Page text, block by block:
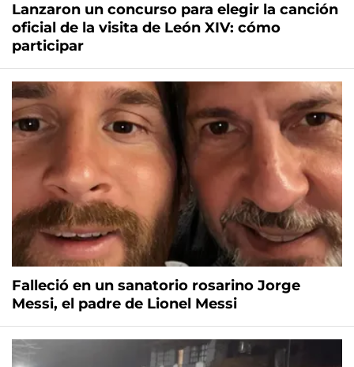
Lanzaron un concurso para elegir la canción
oficial de la visita de León XIV: cómo
participar
Falleció en un sanatorio rosarino Jorge
Messi, el padre de Lionel Messi